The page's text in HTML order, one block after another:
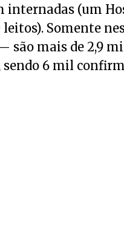
internadas (um
Somente
são mais de 2,9
6 mil